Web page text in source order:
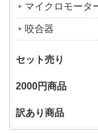
マイクロモータ
咬合器
セット売り
2000円商品
訳あり商品